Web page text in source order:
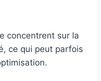
concentrent sur la
ce qui peut parfois